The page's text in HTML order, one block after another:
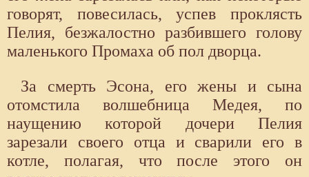
говорят, повесилась, успев проклясть
Пелия, безжалостно разбив­шего голову
маленького Промаха об пол дворца.
За смерть Эсона, его же­ны и сына
отомстила волшебница Медея, по
наущению которой дочери Пелия
зарезали своего отца и сварили его в
котле, полагая, что после это­го он